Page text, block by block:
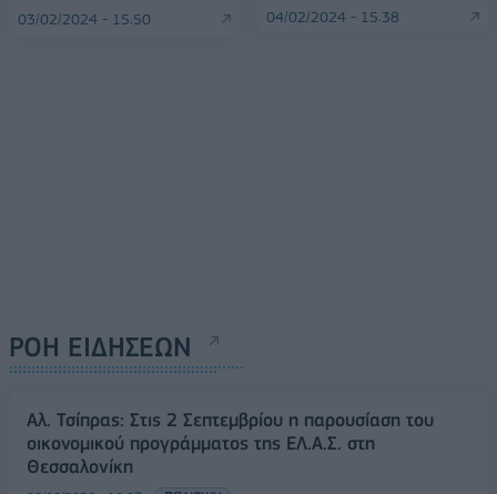
03/02/2024 - 15:50 04/02/2024 - 15:38
ΡΟΗ ΕΙΔΗΣΕΩΝ
Αλ. Τσίπρας: Στις 2 Σεπτεμβρίου η παρουσίαση του
οικονομικού προγράμματος της ΕΛ.Α.Σ. στη
Θεσσαλονίκη